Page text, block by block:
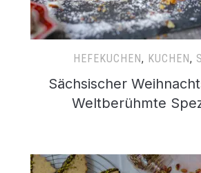
HEFEKUCHEN, KUCHEN,
Sächsischer
Weltberühmte